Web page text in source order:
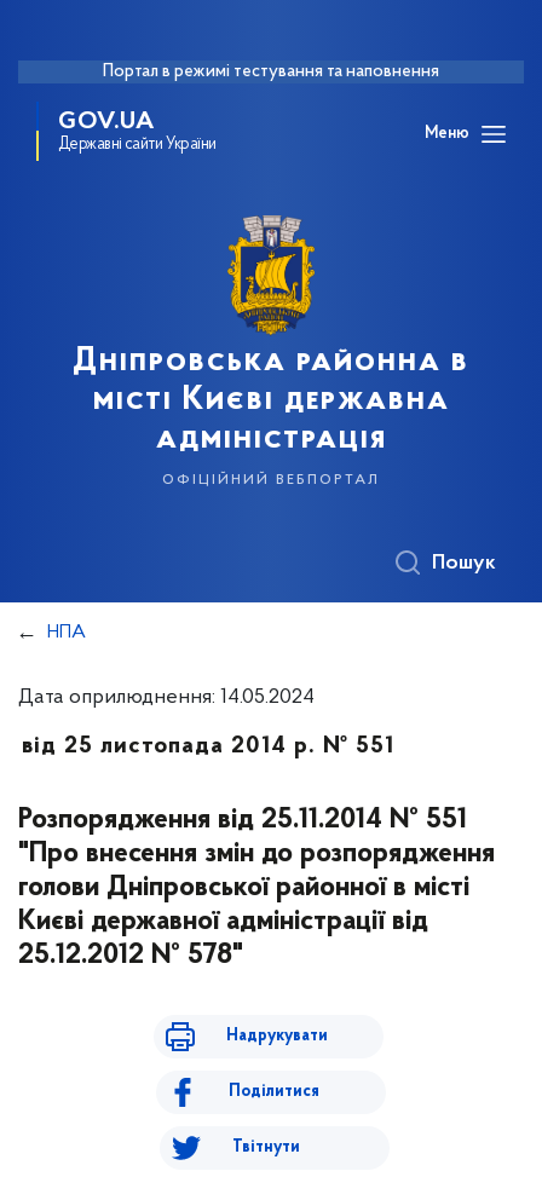
Портал в режимі тестування та наповнення
GOV.UA
Державні сайти України
Меню
Дніпровська районна в
місті Києві державна
адміністрація
офіційний вебпортал
Пошук
НПА
Дата оприлюднення: 14.05.2024
від 25 листопада 2014 р. № 551
Розпорядження від 25.11.2014 № 551
"Про внесення змін до розпорядження
голови Дніпровської районної в місті
Києві державної адміністрації від
25.12.2012 № 578"
Надрукувати
Поділитися
Твітнути